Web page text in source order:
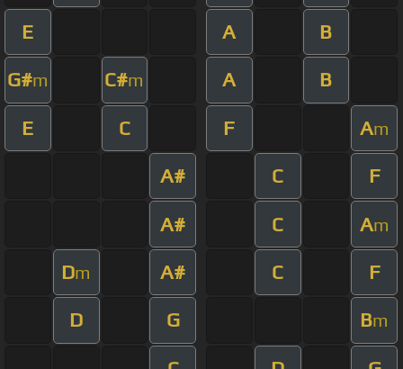
E A B
G#m C#m A B
E C F Am
A# C F
A# C Am
Dm A# C F
D G Bm